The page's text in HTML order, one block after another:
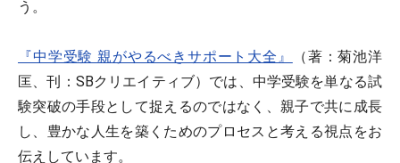
う。
『中学受験 親がやるべきサポート大全』
（著：菊池洋
匡、刊：SBクリエイティブ）では、中学受験を単なる試
験突破の手段として捉えるのではなく、親子で共に成長
し、豊かな人生を築くためのプロセスと考える視点をお
伝えしています。